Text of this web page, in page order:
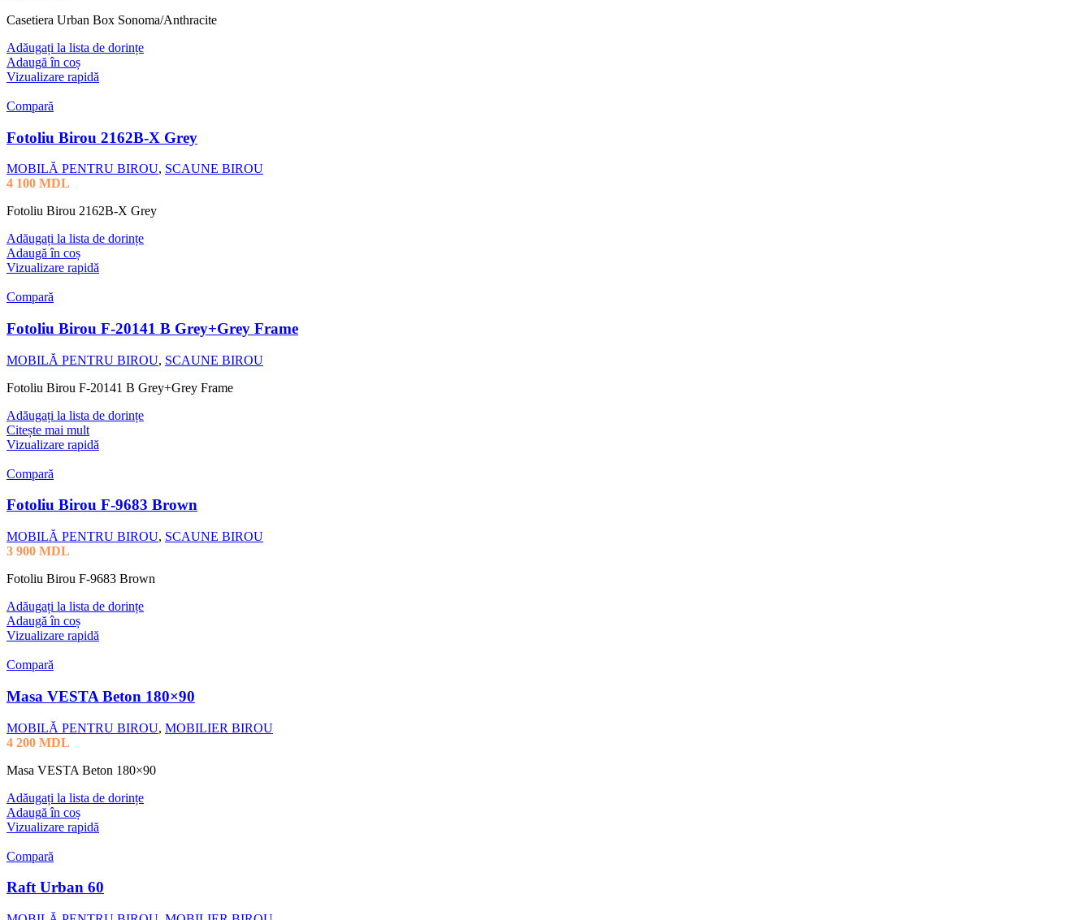
Casetiera Urban Box Sonoma/Anthracite
Adăugați la lista de dorințe
Adaugă în coș
Vizualizare rapidă
Compară
Fotoliu Birou 2162B-X Grey
MOBILĂ PENTRU BIROU, SCAUNE BIROU
4 100 MDL
Fotoliu Birou 2162B-X Grey
Adăugați la lista de dorințe
Adaugă în coș
Vizualizare rapidă
Compară
Fotoliu Birou F-20141 B Grey+Grey Frame
MOBILĂ PENTRU BIROU, SCAUNE BIROU
Fotoliu Birou F-20141 B Grey+Grey Frame
Adăugați la lista de dorințe
Citește mai mult
Vizualizare rapidă
Compară
Fotoliu Birou F-9683 Brown
MOBILĂ PENTRU BIROU, SCAUNE BIROU
3 900 MDL
Fotoliu Birou F-9683 Brown
Adăugați la lista de dorințe
Adaugă în coș
Vizualizare rapidă
Compară
Masa VESTA Beton 180×90
MOBILĂ PENTRU BIROU, MOBILIER BIROU
4 200 MDL
Masa VESTA Beton 180×90
Adăugați la lista de dorințe
Adaugă în coș
Vizualizare rapidă
Compară
Raft Urban 60